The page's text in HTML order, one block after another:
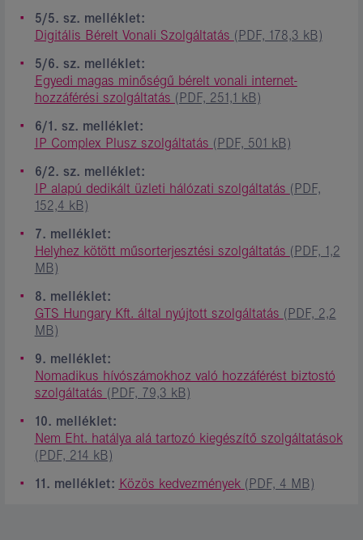
5/5. sz. melléklet:
Digitális Bérelt Vonali Szolgáltatás (PDF, 178,3 kB)
5/6. sz. melléklet:
Egyedi magas minőségű bérelt vonali internet-
hozzáférési szolgáltatás (PDF, 251,1 kB)
6/1. sz. melléklet:
IP Complex Plusz szolgáltatás (PDF, 501 kB)
6/2. sz. melléklet:
IP alapú dedikált üzleti hálózati szolgáltatás (PDF,
152,4 kB)
7. melléklet:
Helyhez kötött műsorterjesztési szolgáltatás (PDF, 1,2
MB)
8. melléklet:
GTS Hungary Kft. által nyújtott szolgáltatás (PDF, 2,2
MB)
9. melléklet:
Nomadikus hívószámokhoz való hozzáférést biztostó
szolgáltatás (PDF, 79,3 kB)
10. melléklet:
Nem Eht. hatálya alá tartozó kiegészítő szolgáltatások
(PDF, 214 kB)
11. melléklet: Közös kedvezmények (PDF, 4 MB)